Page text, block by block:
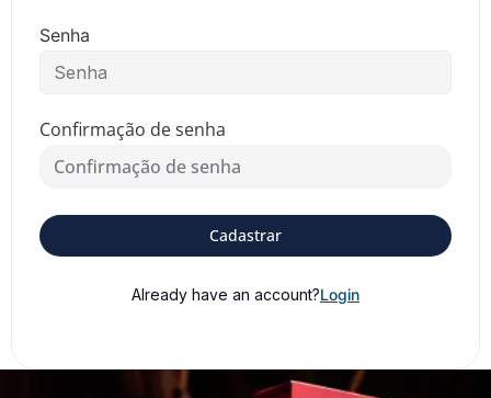
Senha
Confirmação de senha
Cadastrar
Already have an account?Login